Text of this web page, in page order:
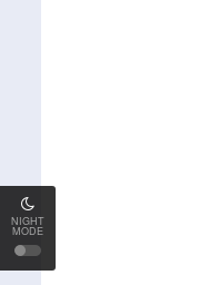
NIGHT
MODE